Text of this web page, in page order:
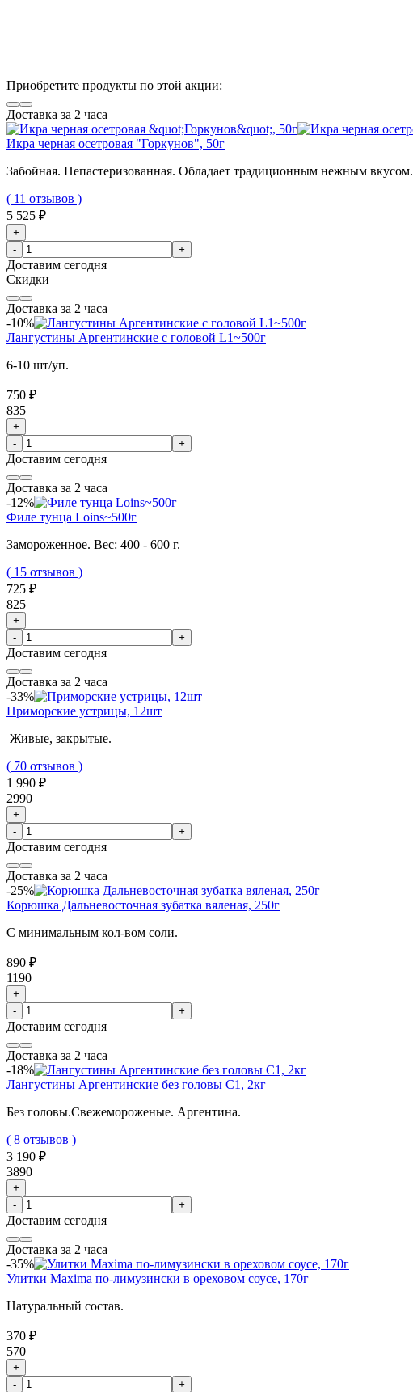
Приобретите продукты по этой акции:
Доставка за 2 часа
Икра черная осетровая "Горкунов", 50г
Забойная. Непастеризованная. Обладает традиционным нежным вкусом.
( 11 отзывов )
5 525 ₽
+
-
+
Доставим сегодня
Скидки
Доставка за 2 часа
-10%
Лангустины Аргентинские с головой L1~500г
6-10 шт/уп.
750 ₽
835
+
-
+
Доставим сегодня
Доставка за 2 часа
-12%
Филе тунца Loins~500г
Замороженное. Вес: 400 - 600 г.
( 15 отзывов )
725 ₽
825
+
-
+
Доставим сегодня
Доставка за 2 часа
-33%
Приморские устрицы, 12шт
Живые, закрытые.
( 70 отзывов )
1 990 ₽
2990
+
-
+
Доставим сегодня
Доставка за 2 часа
-25%
Корюшка Дальневосточная зубатка вяленая, 250г
С минимальным кол-вом соли.
890 ₽
1190
+
-
+
Доставим сегодня
Доставка за 2 часа
-18%
Лангустины Аргентинские без головы C1, 2кг
Без головы.Свежемороженые. Аргентина.
( 8 отзывов )
3 190 ₽
3890
+
-
+
Доставим сегодня
Доставка за 2 часа
-35%
Улитки Maxima по-лимузински в ореховом соусе, 170г
Натуральный состав.
370 ₽
570
+
-
+